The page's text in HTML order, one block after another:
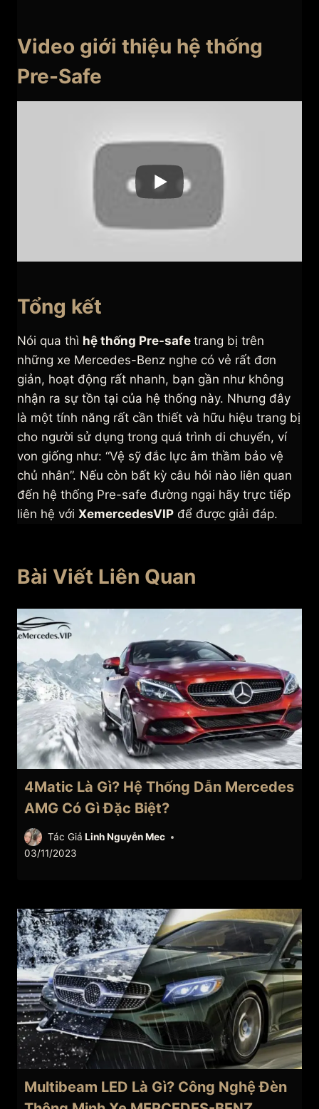
Video giới thiệu hệ thống
Pre-Safe
Tổng kết
Nói qua thì hệ thống Pre-safe trang bị trên
những xe Mercedes-Benz nghe có vẻ rất đơn
giản, hoạt động rất nhanh, bạn gần như không
nhận ra sự tồn tại của hệ thống này. Nhưng đây
là một tính năng rất cần thiết và hữu hiệu trang bị
cho người sử dụng trong quá trình di chuyển, ví
von giống như: “Vệ sỹ đắc lực âm thầm bảo vệ
chủ nhân”. Nếu còn bất kỳ câu hỏi nào liên quan
đến hệ thống Pre-safe đường ngại hãy trực tiếp
liên hệ với XemercedesVIP để được giải đáp.
Bài Viết Liên Quan
4Matic Là Gì? Hệ Thống Dẫn Mercedes
AMG Có Gì Đặc Biệt?
Tác Giả Linh Nguyễn Mec
03/11/2023
Multibeam LED Là Gì? Công Nghệ Đèn